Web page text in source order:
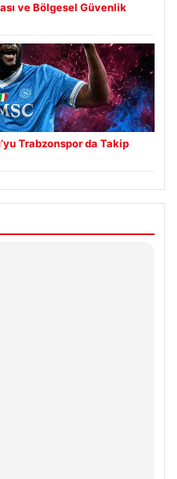
ve Bölgesel Güvenlik
Trabzonspor da Takip